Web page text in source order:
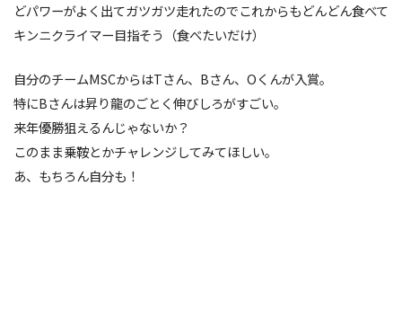
どパワーがよく出てガツガツ走れたのでこれからもどんどん食べて
キンニクライマー目指そう（食べたいだけ）
自分のチームMSCからはTさん、Bさん、Oくんが入賞。
特にBさんは昇り龍のごとく伸びしろがすごい。
来年優勝狙えるんじゃないか？
このまま乗鞍とかチャレンジしてみてほしい。
あ、もちろん自分も！